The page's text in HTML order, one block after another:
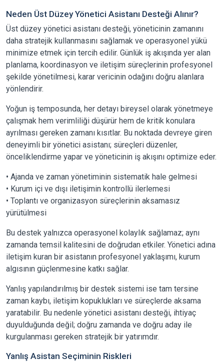
Neden Üst Düzey Yönetici Asistanı Desteği Alınır?
Üst düzey yönetici asistanı desteği, yöneticinin zamanını
daha stratejik kullanmasını sağlamak ve operasyonel yükü
minimize etmek için tercih edilir. Günlük iş akışında yer alan
planlama, koordinasyon ve iletişim süreçlerinin profesyonel
şekilde yönetilmesi, karar vericinin odağını doğru alanlara
yönlendirir.
Yoğun iş temposunda, her detayı bireysel olarak yönetmeye
çalışmak hem verimliliği düşürür hem de kritik konulara
ayrılması gereken zamanı kısıtlar. Bu noktada devreye giren
deneyimli bir yönetici asistanı; süreçleri düzenler,
önceliklendirme yapar ve yöneticinin iş akışını optimize eder.
• Ajanda ve zaman yönetiminin sistematik hale gelmesi
• Kurum içi ve dışı iletişimin kontrollü ilerlemesi
• Toplantı ve organizasyon süreçlerinin aksamasız
yürütülmesi
Bu destek yalnızca operasyonel kolaylık sağlamaz; aynı
zamanda temsil kalitesini de doğrudan etkiler. Yönetici adına
iletişim kuran bir asistanın profesyonel yaklaşımı, kurum
algısının güçlenmesine katkı sağlar.
Yanlış yapılandırılmış bir destek sistemi ise tam tersine
zaman kaybı, iletişim kopuklukları ve süreçlerde aksama
yaratabilir. Bu nedenle yönetici asistanı desteği, ihtiyaç
duyulduğunda değil; doğru zamanda ve doğru aday ile
kurgulanması gereken stratejik bir yatırımdır.
Yanlış Asistan Seçiminin Riskleri